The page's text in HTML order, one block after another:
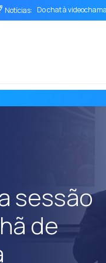
Notícias: Do chat à
Integrar não é
Conversational
O fim do funil
Maximizando o ROI
Como um sistema
Da Conversa à
Comércio
Funcionalidades-
Como a Inteligência
sessão
de